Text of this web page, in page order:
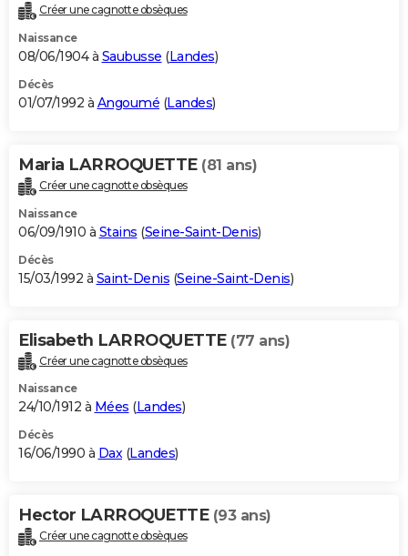
Créer une cagnotte obsèques
Naissance
08/06/1904 à Saubusse (Landes)
Décès
01/07/1992 à Angoumé (Landes)
Maria LARROQUETTE (81 ans)
Créer une cagnotte obsèques
Naissance
06/09/1910 à Stains (Seine-Saint-Denis)
Décès
15/03/1992 à Saint-Denis (Seine-Saint-Denis)
Elisabeth LARROQUETTE (77 ans)
Créer une cagnotte obsèques
Naissance
24/10/1912 à Mées (Landes)
Décès
16/06/1990 à Dax(Landes)
Hector LARROQUETTE (93 ans)
Créer une cagnotte obsèques